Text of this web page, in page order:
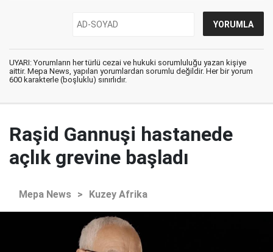
UYARI: Yorumların her türlü cezai ve hukuki sorumluluğu yazan kişiye
aittir. Mepa News, yapılan yorumlardan sorumlu değildir. Her bir yorum
600 karakterle (boşluklu) sınırlıdır.
Raşid Gannuşi hastanede
açlık grevine başladı
Mepa News > Kuzey Afrika